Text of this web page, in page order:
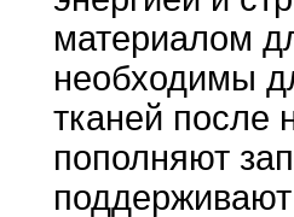
материалом
необходимы
тканей после
пополняют